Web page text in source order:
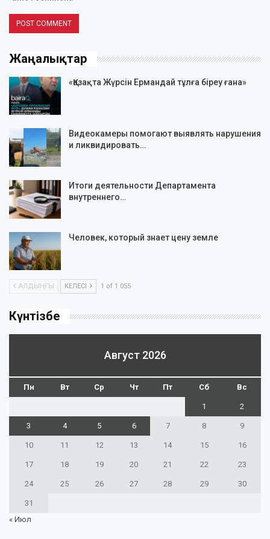
Жаңалықтар
«Қазақта Жүрсін Ермандай тұлға біреу ғана»
Видеокамеры помогают выявлять нарушения
и ликвидировать…
Итоги деятельности Департамента
внутреннего…
Человек, который знает цену земле
АЛДЫҢҒЫ КЕЛЕСІ 1 of 1 055
Күнтізбе
Август 2026
Пн Вт Ср Чт Пт Сб Вс
1 2
3 4 5 6 7 8 9
10 11 12 13 14 15 16
17 18 19 20 21 22 23
24 25 26 27 28 29 30
31
« Июл